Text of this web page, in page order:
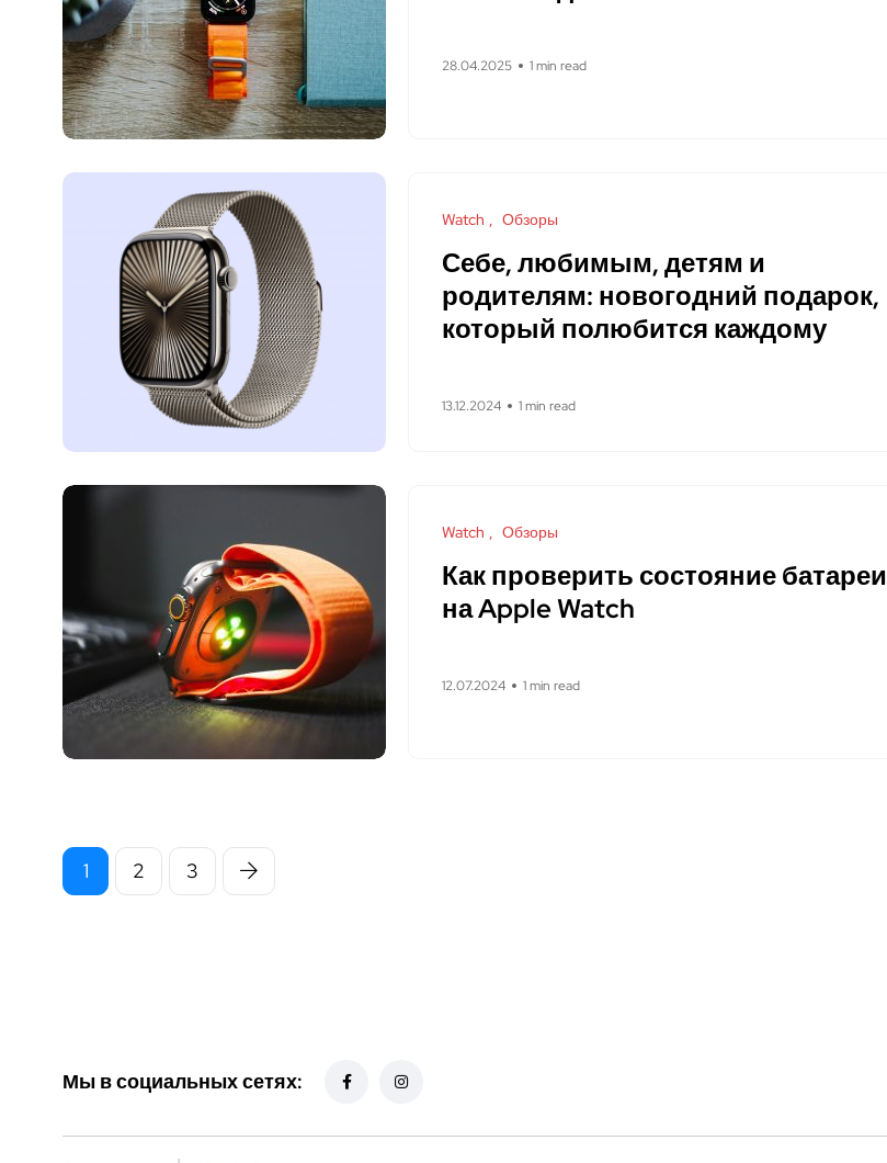
28.04.2025 1 min read
Watch Обзоры
Себе, любимым, детям и
родителям: новогодний подарок,
который полюбится каждому
13.12.2024 1 min read
Watch Обзоры
Как проверить состояние батареи
на Apple Watch
12.07.2024 1 min read
1 2 3
Мы в социальных сетях: